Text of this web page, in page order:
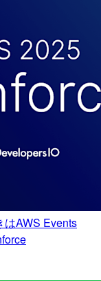
はAWS Events